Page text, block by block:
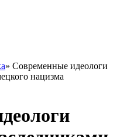
» Современные идеологи
нацизма